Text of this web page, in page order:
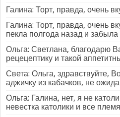
Галина: Торт, правда, очень
Галина: Торт, правда, очень
пекла полгода назад и забыла
Ольга: Светлана, благодарю
рецецептику и такой
Света: Ольга, здравствуйте,
аджичку из кабачков, не
Ольга: Галина, нет, я не
невестка католики и все